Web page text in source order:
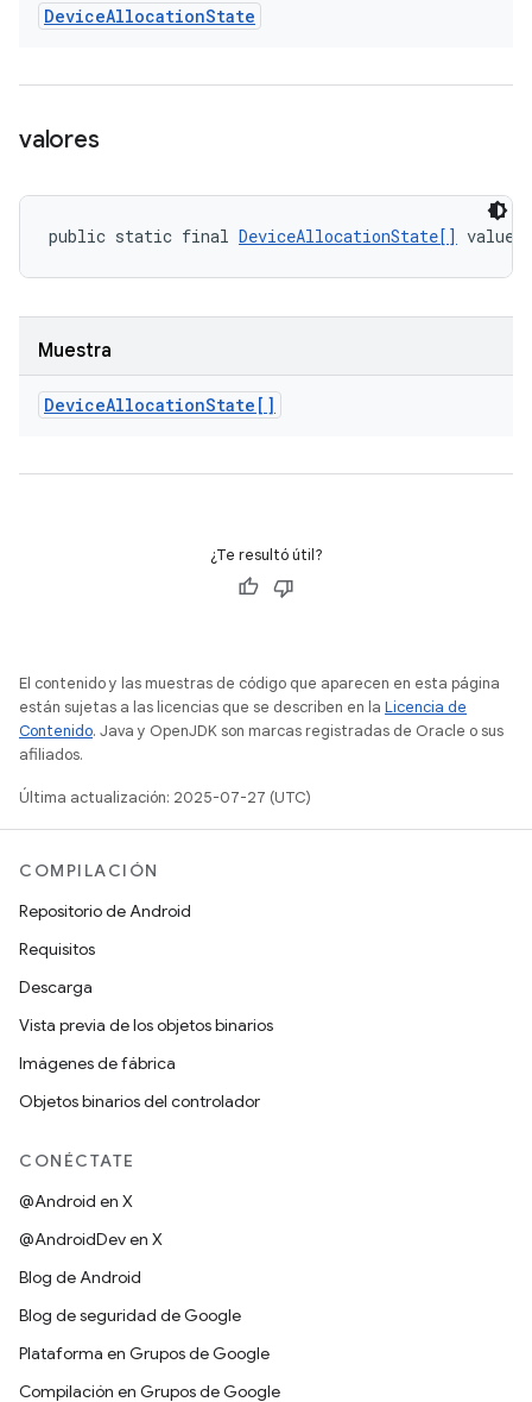
DeviceAllocationState
valores
public static final DeviceAllocationState[]
Muestra
DeviceAllocationState[]
¿Te resultó útil?
El contenido y las muestras de código que aparecen en esta página
están sujetas a las licencias que se describen en la Licencia de
Contenido. Java y OpenJDK son marcas registradas de Oracle o sus
afiliados.
Última actualización: 2025-07-27 (UTC)
COMPILACIÓN
Repositorio de Android
Requisitos
Descarga
Vista previa de los objetos binarios
Imágenes de fábrica
Objetos binarios del controlador
CONÉCTATE
@Android en X
@AndroidDev en X
Blog de Android
Blog de seguridad de Google
Plataforma en Grupos de Google
Compilación en Grupos de Google